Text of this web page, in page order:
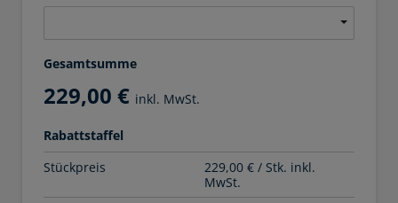
Gesamtsumme
229,00 € inkl. MwSt.
Rabattstaffel
Stückpreis
229,00 € / Stk. inkl.
MwSt.